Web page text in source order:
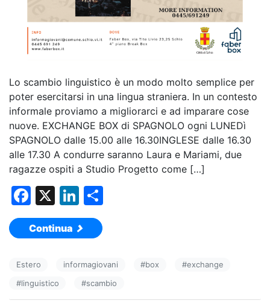
Lo scambio linguistico è un modo molto semplice per
poter esercitarsi in una lingua straniera. In un contesto
informale proviamo a migliorarci e ad imparare cose
nuove. EXCHANGE BOX di SPAGNOLO ogni LUNEDì
SPAGNOLO dalle 15.00 alle 16.30INGLESE dalle 16.30
alle 17.30 A condurre saranno Laura e Mariami, due
ragazze ospiti a Studio Progetto come […]
F
a
c
b
o
X
Li
n
k
dI
n
vi
di
Continua
Estero informagiovani #box #exchange
#linguistico #scambio